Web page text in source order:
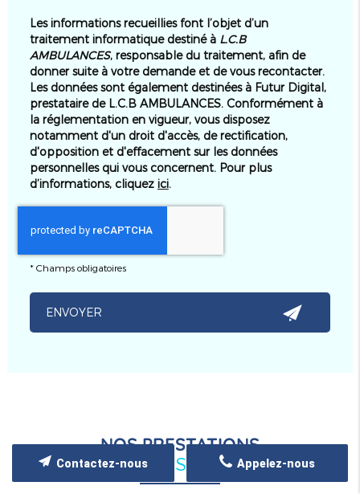
Les informations recueillies font l’objet d’un
traitement informatique destiné àL.C.B
AMBULANCES, responsable du traitement, afin de
donner suite à votre demande et de vous recontacter.
Les données sont également destinées à Futur Digital,
prestataire de L.C.B AMBULANCES. Conformément à
la réglementation en vigueur, vous disposez
notamment d'un droit d'accès, de rectification,
d'opposition et d'effacement sur les données
personnelles qui vous concernent. Pour plus
d’informations, cliquez ici.
* Champs obligatoires
NOS PRESTATIONS
Ambulances - VSL - Taxis - TPMR
Appelez-nous
Contactez-nous